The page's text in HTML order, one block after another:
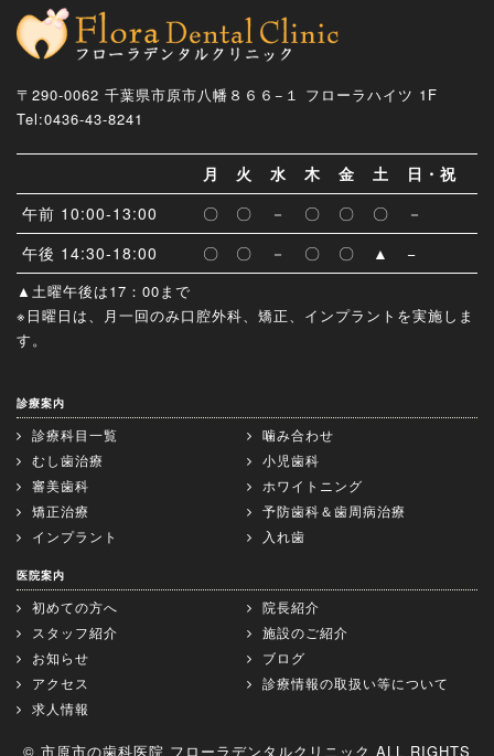
〒290-0062 千葉県市原市八幡８６６−１ フローラハイツ 1F
Tel:0436-43-8241
月 火 水 木 金 土
日・祝
午前 10:00-13:00
〇 〇 － 〇 〇 〇
－
午後 14:30-18:00
〇 〇 － 〇 〇 ▲ −
▲土曜午後は17：00まで
※日曜日は、月一回のみ口腔外科、矯正、インプラントを実施しま
す。
診療案内
診療科目一覧
噛み合わせ
むし歯治療
小児歯科
審美歯科
ホワイトニング
矯正治療
予防歯科＆歯周病治療
インプラント
入れ歯
医院案内
初めての方へ
院長紹介
スタッフ紹介
施設のご紹介
お知らせ
ブログ
アクセス
診療情報の取扱い等について
求人情報
© 市原市の歯科医院 フローラデンタルクリニック ALL RIGHTS